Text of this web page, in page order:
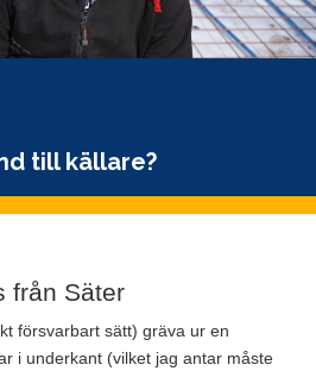
till källare?
från Säter
försvarbart sätt) gräva ur en
i underkant (vilket jag antar måste